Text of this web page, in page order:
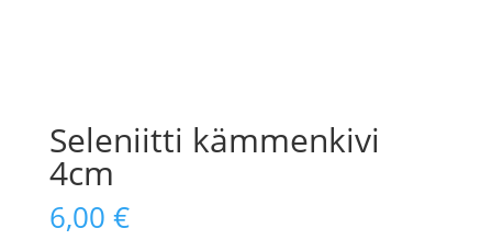
Seleniitti kämmenkivi
4cm
6,00 €